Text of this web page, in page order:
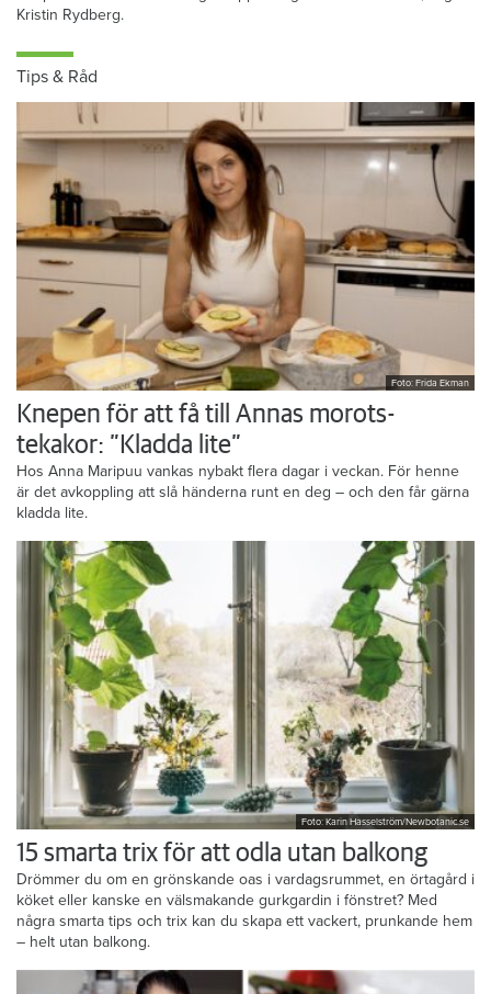
Kristin Rydberg.
Tips & Råd
Foto: Frida Ekman
Knepen för att få till Annas morots-
tekakor: ”Kladda lite”
Hos Anna Maripuu vankas nybakt flera dagar i veckan. För henne
är det avkoppling att slå händerna runt en deg – och den får gärna
kladda lite.
Foto: Karin Hasselström/Newbotanic.se
15 smarta trix för att odla utan balkong
Drömmer du om en grönskande oas i vardagsrummet, en örtagård i
köket eller kanske en välsmakande gurkgardin i fönstret? Med
några smarta tips och trix kan du skapa ett vackert, prunkande hem
– helt utan balkong.